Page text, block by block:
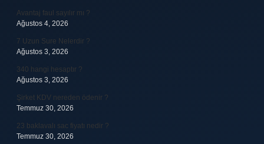
Avantaj faul sayılır mı ?
Ağustos 4, 2026
7 Uzun Sure Nelerdir ?
Ağustos 3, 2026
340 hangi hesaptır ?
Ağustos 3, 2026
Şirket KDV nereden ödenir ?
Temmuz 30, 2026
23 baklavalı sac fiyatı nedir ?
Temmuz 30, 2026